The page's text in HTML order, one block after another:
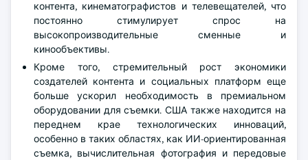
контента, кинематографистов и телевещателей, что
постоянно стимулирует спрос на
высокопроизводительные сменные и
кинообъективы.
Кроме того, стремительный рост экономики
создателей контента и социальных платформ еще
больше ускорил необходимость в премиальном
оборудовании для съемки. США также находится на
переднем крае технологических инноваций,
особенно в таких областях, как ИИ-ориентированная
съемка, вычислительная фотография и передовые